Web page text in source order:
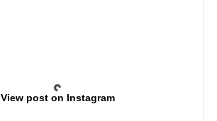
View post on Instagram